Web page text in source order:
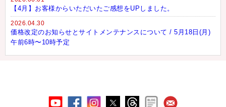
【4月】お客様からいただいたご感想をUPしました。
2026.04.30
価格改定のお知らせとサイトメンテナンスについて / 5月18日(月)
午前6時〜10時予定